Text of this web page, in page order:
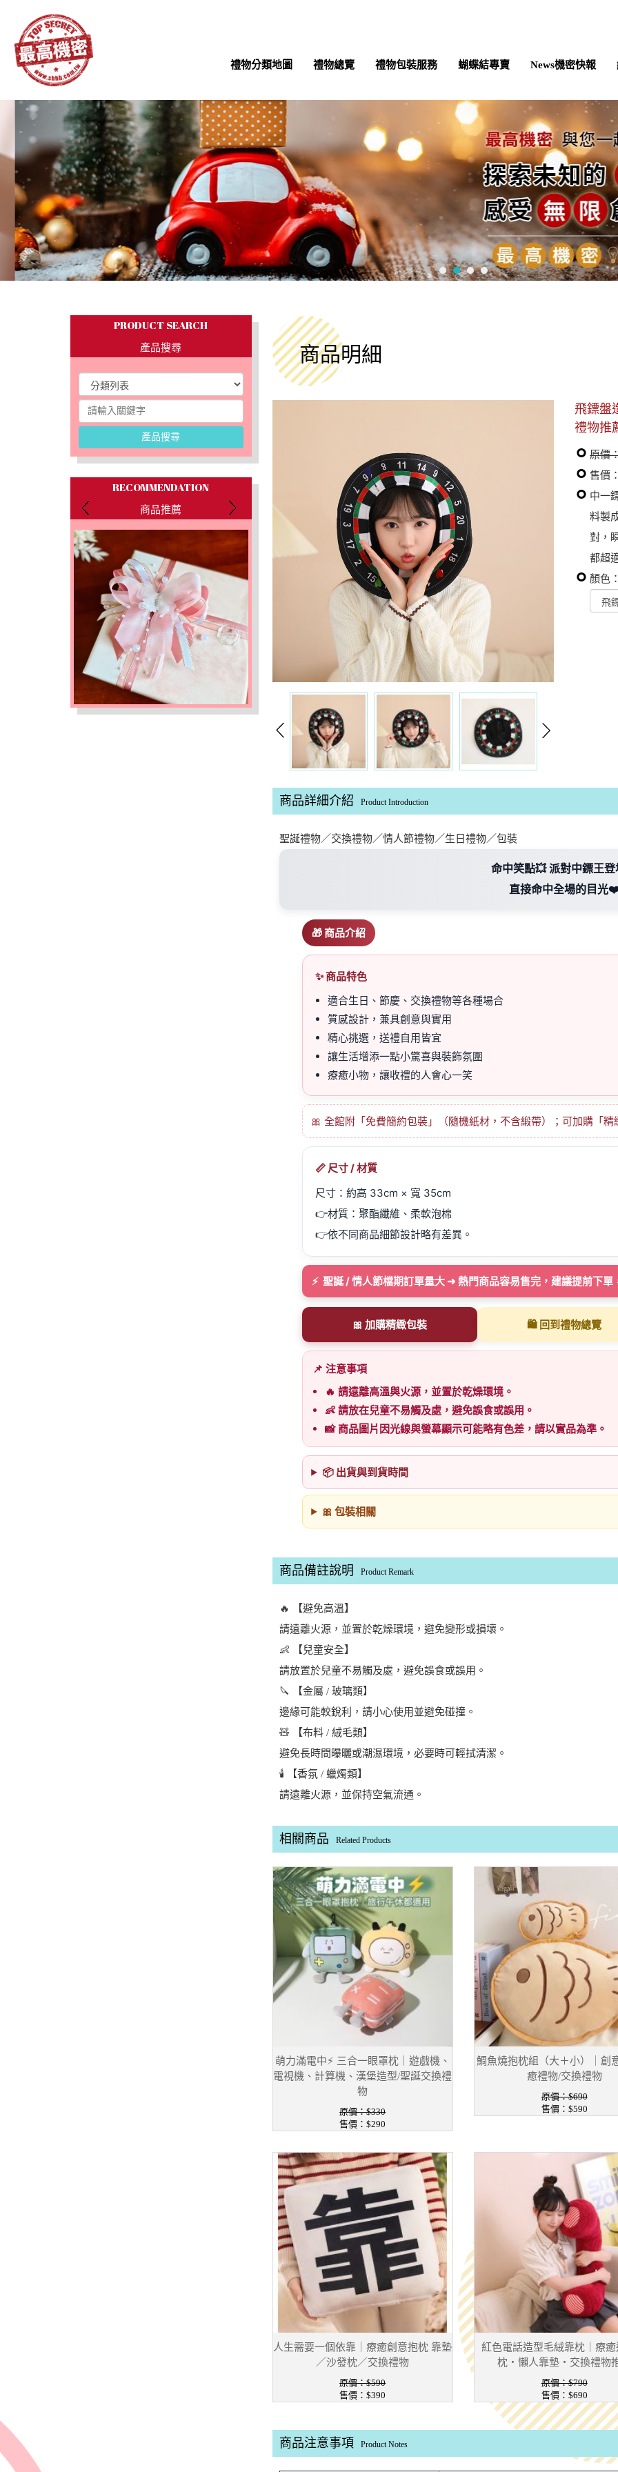
禮物分類地圖 禮物總覽 禮物包裝服務 蝴蝶結專賣 News機密快報
PRODUCT SEARCH
產品搜尋
產品搜尋
RECOMMENDATION
商品推薦
商品明細
飛鏢盤
禮物推
原價
售價
中一
料製
對，
都超
顏色
商品詳細介紹 Product Introduction
聖誕禮物／交換禮物／情人節禮物／生日禮物／包裝
命中笑點💥 派對中鏢王登
直接命中全場的目光
🎁 商品介紹
✨ 商品特色
適合生日、節慶、交換禮物等各種場合
質感設計，兼具創意與實用
精心挑選，送禮自用皆宜
讓生活增添一點小驚喜與裝飾氛圍
療癒小物，讓收禮的人會心一笑
🎀 全館附「免費簡約包裝」（隨機紙材，不含緞帶）；可加購「
📏 尺寸 / 材質
尺寸：約高 33cm × 寬 35cm
👉材質：聚酯纖維、柔軟泡棉
👉依不同商品細節設計略有差異。
⚡ 聖誕 / 情人節檔期訂單量大 ➜ 熱門商品容易售完，建議提前下
🎀 加購精緻包裝 🛍️ 回到禮物總覽
📌 注意事項
🔥 請遠離高溫與火源，並置於乾燥環境。
👶 請放在兒童不易觸及處，避免誤食或誤用。
📸 商品圖片因光線與螢幕顯示可能略有色差，請以實品為準。
📦 出貨與到貨時間
🎀 包裝相關
商品備註說明 Product Remark
🔥 【避免高溫】
請遠離火源，並置於乾燥環境，避免變形或損壞。
👶 【兒童安全】
請放置於兒童不易觸及處，避免誤食或誤用。
🔪 【金屬 / 玻璃類】
邊緣可能較銳利，請小心使用並避免碰撞。
🧸 【布料 / 絨毛類】
避免長時間曝曬或潮濕環境，必要時可輕拭清潔。
🕯️ 【香氛 / 蠟燭類】
請遠離火源，並保持空氣流通。
相關商品 Related Products
萌力滿電中⚡ 三合一眼罩枕｜遊戲機、
電視機、計算機、漢堡造型/聖誕交換禮
物
原價：$330
售價：$290
鯛魚燒抱枕組（大＋小）｜創
癒禮物/交換禮物
原價：$690
售價：$590
人生需要一個依靠｜療癒創意抱枕 靠墊
／沙發枕／交換禮物
原價：$590
售價：$390
紅色電話造型毛絨靠枕｜療
枕・懶人靠墊・交換禮物
原價：$790
售價：$690
商品注意事項 Product Notes